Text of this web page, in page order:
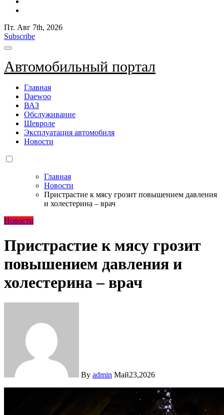
Пт. Авг 7th, 2026
Subscribe
Автомобильный портал
Главная
Daewoo
ВАЗ
Обслуживание
Шевроле
Эксплуатация автомобиля
Новости
Главная
Новости
Пристрастие к мясу грозит повышением давления
и холестерина – врач
Новости
Пристрастие к мясу грозит
повышением давления и
холестерина – врач
By admin Май23,2026